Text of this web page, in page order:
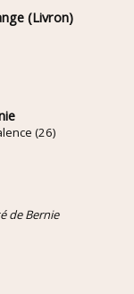
(Livron)
(26)
de Bernie